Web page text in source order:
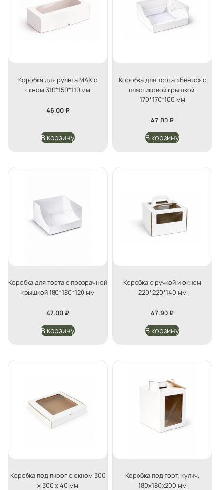
Коробка для рулета MAX с
окном 310*150*110 мм
46.00 ₽
В корзину
Коробка для торта «Бенто» с
пластиковой крышкой,
170*170*100 мм
47.00 ₽
В корзину
Коробка для торта с прозрачной
крышкой 180*180*120 мм
47.00 ₽
В корзину
Коробка с ручкой и окном
220*220*140 мм
47.90 ₽
В корзину
Коробка под пирог с окном 300
х 300 х 40 мм
Коробка под торт, кулич,
180х180х200 мм